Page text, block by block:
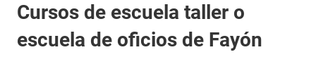
Cursos de escuela taller o
escuela de oficios de Fayón